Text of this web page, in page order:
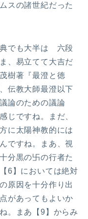
スの諸世紀だった
典でも大半は 六段
、易立てて大吉だ
樹著『最澄と徳
伝教大師最澄以下
論のための議論
じですね。まだ、
に太陽神教的には
ですね。まあ、視
分黒の卐の行者た
6】においては絶対
原因を十分作り出
があってもよいか
。まあ【9】からみ